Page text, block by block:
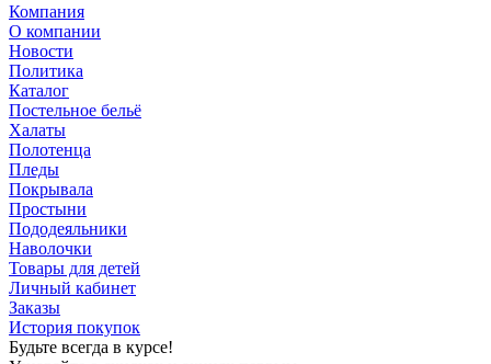
Компания
О компании
Новости
Политика
Каталог
Постельное бельё
Халаты
Полотенца
Пледы
Покрывала
Простыни
Пододеяльники
Наволочки
Товары для детей
Личный кабинет
Заказы
История покупок
Будьте всегда в курсе!